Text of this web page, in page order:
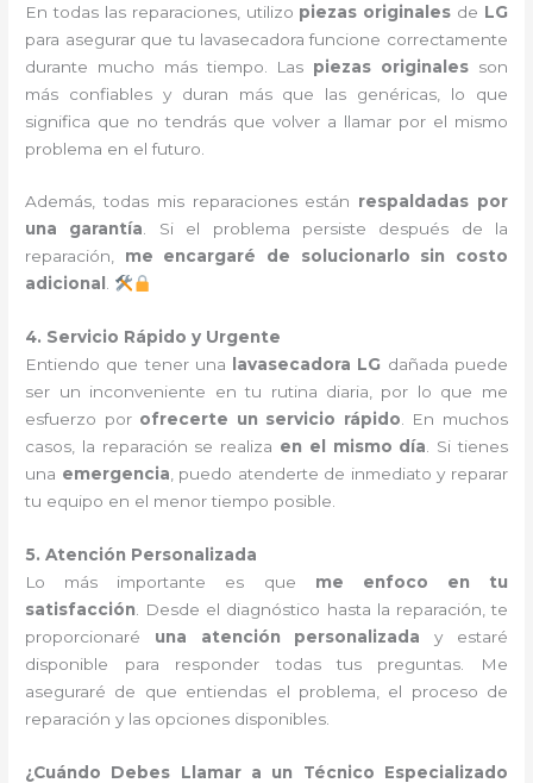
En todas las reparaciones, utilizo piezas originales de LG
para asegurar que tu lavasecadora funcione correctamente
durante mucho más tiempo. Las piezas originales son
más confiables y duran más que las genéricas, lo que
significa que no tendrás que volver a llamar por el mismo
problema en el futuro.
Además, todas mis reparaciones están respaldadas por
una garantía. Si el problema persiste después de la
reparación, me encargaré de solucionarlo sin costo
adicional .
4. Servicio Rápido y Urgente
Entiendo que tener una
lavasecadora LG dañada puede
ser un inconveniente en tu rutina diaria, por lo que me
esfuerzo por ofrecerte un servicio rápido. En muchos
casos, la reparación se realiza en el mismo día. Si tienes
una emergencia, puedo atenderte de inmediato y reparar
tu equipo en el menor tiempo posible.
5. Atención Personalizada
Lo más importante es que me enfoco en tu
satisfacción . Desde el diagnóstico hasta la reparación, te
proporcionaré una atención personalizada y estaré
disponible para responder todas tus preguntas. Me
aseguraré de que entiendas el problema, el proceso de
reparación y las opciones disponibles.
¿Cuándo Debes Llamar a un Técnico Especializado